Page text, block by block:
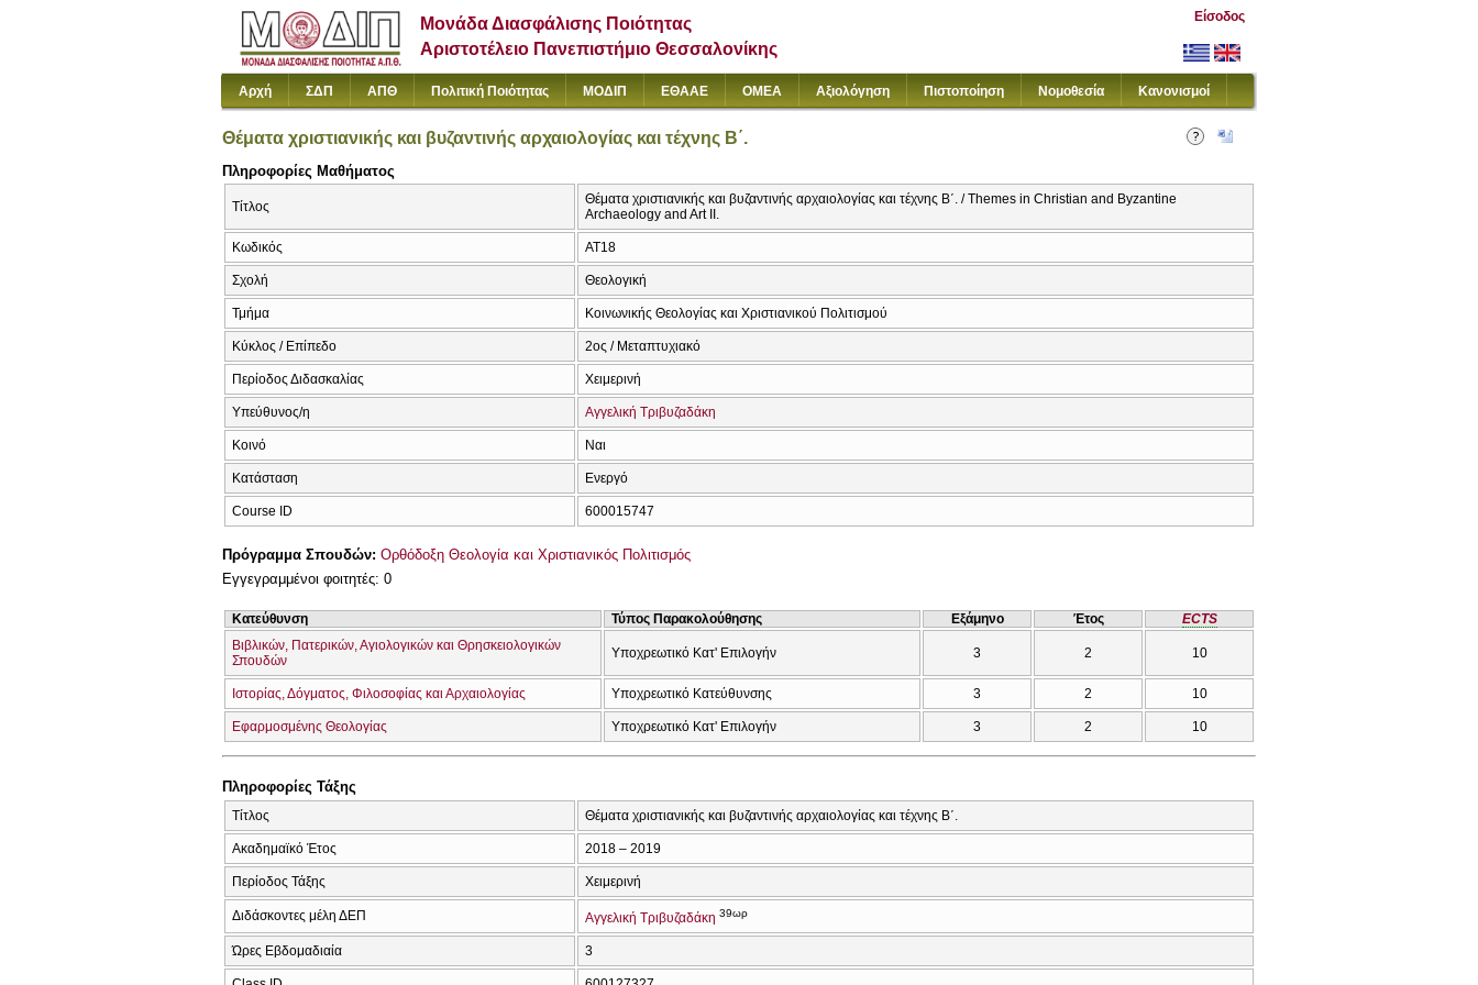
Μονάδα Διασφάλισης Ποιότητας
Αριστοτέλειο Πανεπιστήμιο Θεσσαλονίκης
Είσοδος
Αρχή ΣΔΠ ΑΠΘ Πολιτική Ποιότητας ΜΟΔΙΠ ΕΘΑΑΕ ΟΜΕΑ Αξιολόγηση Πιστοποίηση Νομοθεσία Κανονισμοί
Θέματα χριστιανικής και βυζαντινής αρχαιολογίας και τέχνης Β΄.
Πληροφορίες Μαθήματος
Τίτλος
Θέματα χριστιανικής και βυζαντινής αρχαιολογίας και τέχνης Β΄. / Themes in Christian and Byzantine
Archaeology and Art II.
Κωδικός ΑΤ18
Σχολή Θεολογική
Τμήμα Κοινωνικής Θεολογίας και Χριστιανικού Πολιτισμού
Κύκλος / Επίπεδο 2ος / Μεταπτυχιακό
Περίοδος Διδασκαλίας Χειμερινή
Υπεύθυνος/η Αγγελική Τριβυζαδάκη
Κοινό Ναι
Κατάσταση Ενεργό
Course ID 600015747
Πρόγραμμα Σπουδών: Ορθόδοξη Θεολογία και Χριστιανικός Πολιτισμός
Εγγεγραμμένοι φοιτητές: 0
Κατεύθυνση Τύπος Παρακολούθησης Εξάμηνο Έτος
ECTS
Βιβλικών, Πατερικών, Αγιολογικών και Θρησκειολογικών
Σπουδών
Υποχρεωτικό Κατ' Επιλογήν 3 2 10
Ιστορίας, Δόγματος, Φιλοσοφίας και Αρχαιολογίας Υποχρεωτικό Κατεύθυνσης 3 2 10
Εφαρμοσμένης Θεολογίας Υποχρεωτικό Κατ' Επιλογήν 3 2 10
Πληροφορίες Τάξης
Τίτλος Θέματα χριστιανικής και βυζαντινής αρχαιολογίας και τέχνης Β΄.
Ακαδημαϊκό Έτος 2018 – 2019
Περίοδος Τάξης Χειμερινή
Διδάσκοντες μέλη ΔΕΠ Αγγελική Τριβυζαδάκη 39ωρ
Ώρες Εβδομαδιαία 3